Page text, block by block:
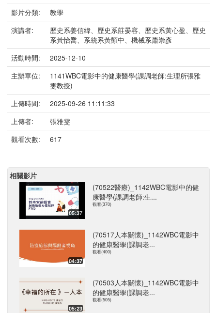
影片分類:
教學
演講者:
歷史系姜信緯、歷史系莊晏容、歷史系黃心盈、歷史
系黃怡喬、系統系黃顗中、機械系蕭崇彥
活動時間:
2025-12-10
主辦單位:
1141WBC電影中的健康醫學(課調老師:生理所張雅
雯教授)
上傳時間:
2025-09-26 11:11:33
上傳者:
張雅雯
觀看次數:
617
相關影片
05:37
(70522醫療)_1142WBC電影中的健
康醫學(課調老師:生...
觀看(370)
04:37
(70517人本關懷)_1142WBC電影中
的健康醫學(課調老...
觀看(400)
05:23
(70503人本關懷)_1142WBC電影中
的健康醫學(課調老...
觀看(505)